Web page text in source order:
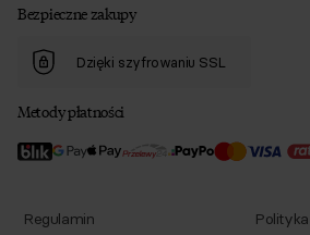
Bezpieczne zakupy
Dzięki szyfrowaniu SSL
Metody płatności
Regulamin